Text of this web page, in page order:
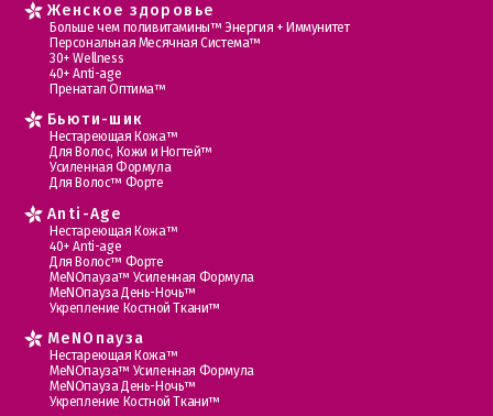
Женское здоровье
Больше чем поливитамины™ Энергия + Иммунитет
Персональная Месячная Система™
30+ Wellness
40+ Anti-age
Пренатал Оптима™
Бьюти-шик
Нестареющая Кожа™
Для Волос, Кожи и Ногтей™
Усиленная Формула
Для Волос™ Форте
Anti-Age
Нестареющая Кожа™
40+ Anti-age
Для Волос™ Форте
МеNOпауза™ Усиленная Формула
МеNOпауза День-Ночь™
Укрепление Костной Ткани™
MеNOпауза
Нестареющая Кожа™
МеNOпауза™ Усиленная Формула
МеNOпауза День-Ночь™
Укрепление Костной Ткани™